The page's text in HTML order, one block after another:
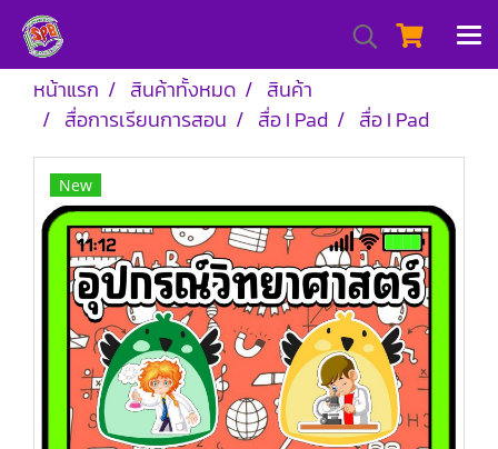
หน้าแรก สินค้าทั้งหมด
สินค้า
สื่อการเรียนการสอน
สื่อ I Pad สื่อ I Pad
New